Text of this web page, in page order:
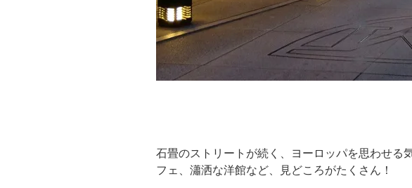
石畳のストリートが続く、ヨーロッパを思わせる
フェ、瀟洒な洋館など、見どころがたくさん！